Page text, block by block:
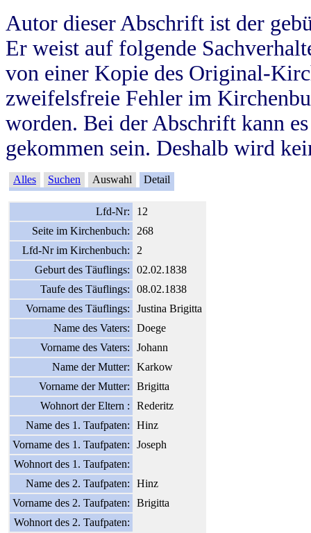
Autor dieser Abschrift ist der
Er weist auf folgende
von einer Kopie des Original-
zweifelsfreie Fehler im
worden. Bei der Abschrift kann
gekommen sein. Deshalb wird
Alles Suchen Auswahl Detail
Lfd-Nr:
12
Seite im Kirchenbuch:
268
Lfd-Nr im Kirchenbuch:
2
Geburt des Täuflings:
02.02.1838
Taufe des Täuflings:
08.02.1838
Vorname des Täuflings:
Justina Brigitta
Name des Vaters:
Doege
Vorname des Vaters:
Johann
Name der Mutter:
Karkow
Vorname der Mutter:
Brigitta
Wohnort der Eltern :
Rederitz
Name des 1. Taufpaten:
Hinz
Vorname des 1. Taufpaten:
Joseph
Wohnort des 1. Taufpaten:
Name des 2. Taufpaten:
Hinz
Vorname des 2. Taufpaten:
Brigitta
Wohnort des 2. Taufpaten: